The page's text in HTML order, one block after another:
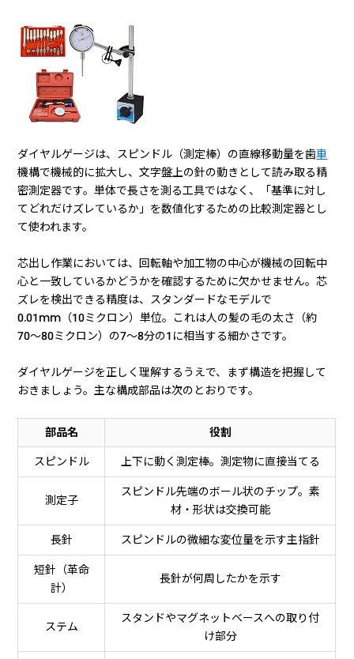
ダイヤルゲージは、スピンドル（測定棒）の直線移動量を歯車
機構で機械的に拡大し、文字盤上の針の動きとして読み取る精
密測定器です。単体で長さを測る工具ではなく、「基準に対し
てどれだけズレているか」を数値化するための比較測定器とし
て使われます。
芯出し作業においては、回転軸や加工物の中心が機械の回転中
心と一致しているかどうかを確認するために欠かせません。芯
ズレを検出できる精度は、スタンダードなモデルで
0.01mm（10ミクロン）単位。これは人の髪の毛の太さ（約
70〜80ミクロン）の7〜8分の1に相当する細かさです。
ダイヤルゲージを正しく理解するうえで、まず構造を把握して
おきましょう。主な構成部品は次のとおりです。
部品名
役割
スピンドル
上下に動く測定棒。測定物に直接当てる
測定子
スピンドル先端のボール状のチップ。素
材・形状は交換可能
長針
スピンドルの微細な変位量を示す主指針
短針（革命
計）
長針が何周したかを示す
ステム
スタンドやマグネットベースへの取り付
け部分